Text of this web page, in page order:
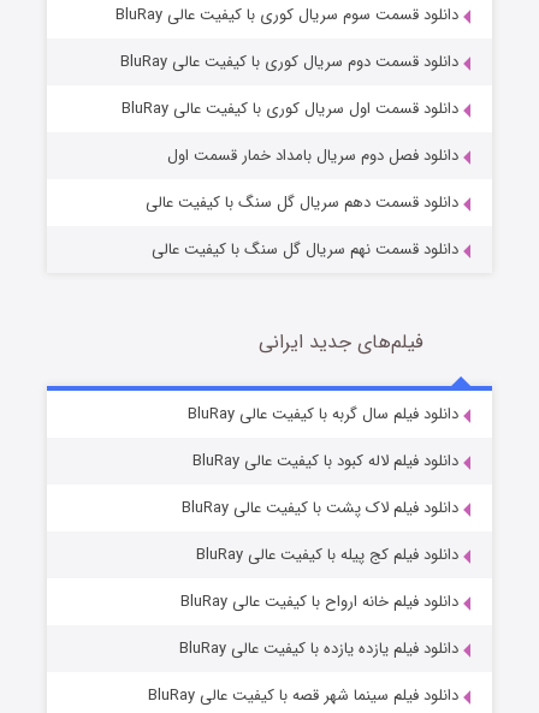
مردگان متحرک: شهر مرده ۳
قسمت2 (زیرنویس) منتشر شد
قسمت7 (زیرنویس) منتشر شد
دانلود قسمت سوم سریال کوری با کیفیت عالی BluRay
دانلود قسمت دوم سریال کوری با کیفیت عالی BluRay
دانلود قسمت اول سریال کوری با کیفیت عالی BluRay
دانلود فصل دوم سریال بامداد خمار قسمت اول
دانلود قسمت دهم سریال گل سنگ با کیفیت عالی
دانلود قسمت نهم سریال گل سنگ با کیفیت عالی
فیلم‌های جدید ایرانی
دانلود فیلم سال گربه با کیفیت عالی BluRay
دانلود فیلم لاله کبود با کیفیت عالی BluRay
دانلود فیلم لاک پشت با کیفیت عالی BluRay
دانلود فیلم کج‌ پیله با کیفیت عالی BluRay
دانلود فیلم خانه ارواح با کیفیت عالی BluRay
دانلود فیلم یازده یازده با کیفیت عالی BluRay
دانلود فیلم سینما شهر قصه با کیفیت عالی BluRay